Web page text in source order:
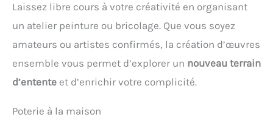
Laissez libre cours à votre créativité en organisant
un atelier peinture ou bricolage. Que vous soyez
amateurs ou artistes confirmés, la création d’œuvres
ensemble vous permet d’explorer un nouveau terrain
d’entente et d’enrichir votre complicité.
Poterie à la maison